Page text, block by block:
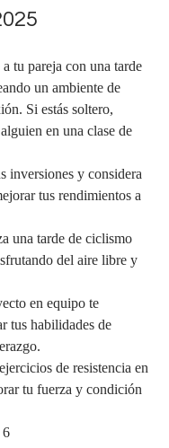
tu pareja con una tarde
un ambiente de
Si estás soltero,
en una clase de
inversiones y considera
tus rendimientos a
una tarde de ciclismo
del aire libre y
en equipo te
tus habilidades de
de resistencia en
tu fuerza y condición
6